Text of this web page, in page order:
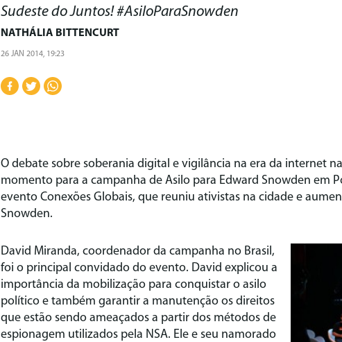
Sudeste do Juntos! #AsiloParaSnowden
NATHÁLIA BITTENCURT
26 JAN 2014, 19:23
O debate sobre soberania digital e vigilância na era da internet
momento para a campanha de Asilo para Edward Snowden em
evento Conexões Globais, que reuniu ativistas na cidade e
Snowden.
David Miranda, coordenador da campanha no Brasil,
foi o principal convidado do evento. David explicou a
importância da mobilização para conquistar o asilo
político e também garantir a manutenção os direitos
que estão sendo ameaçados a partir dos métodos de
espionagem utilizados pela NSA. Ele e seu namorado